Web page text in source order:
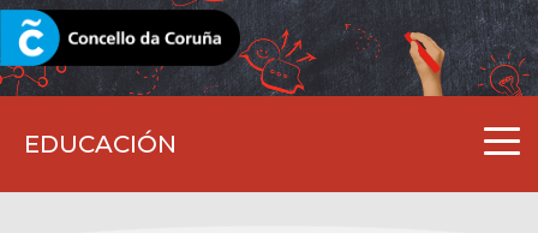
EDUCACIÓN
CORUNA.GAL